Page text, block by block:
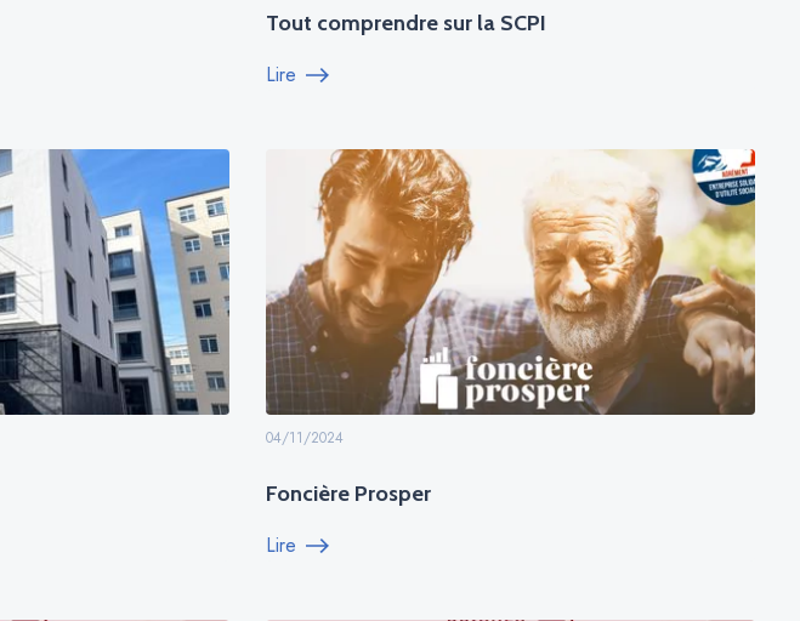
Tout comprendre sur la SCPI
Lire
04/11/2024
Foncière Prosper
Lire